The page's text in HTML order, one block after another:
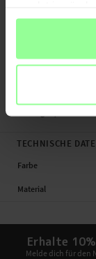
TECHNISCHE
Farbe
Material
Erhalte
Melde dich für den